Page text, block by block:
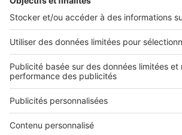
L'ENTREPRISE
Nous contacter
Nous recrutons
NOS APPLICATIONS
Découvrez nos applications